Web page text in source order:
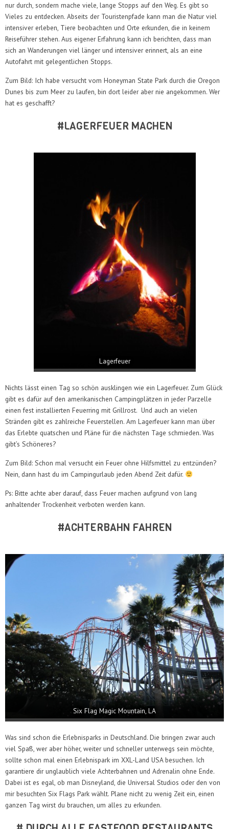
nur durch, sondern mache viele, lange Stopps auf den Weg. Es gibt so
Vieles zu entdecken. Abseits der Touristenpfade kann man die Natur viel
intensiver erleben, Tiere beobachten und Orte erkunden, die in keinem
Reiseführer stehen. Aus eigener Erfahrung kann ich berichten, dass man
sich an Wanderungen viel länger und intensiver erinnert, als an eine
Autofahrt mit gelegentlichen Stopps.
Zum Bild: Ich habe versucht vom Honeyman State Park durch die Oregon
Dunes bis zum Meer zu laufen, bin dort leider aber nie angekommen. Wer
hat es geschafft?
#LAGERFEUER MACHEN
Lagerfeuer
Nichts lässt einen Tag so schön ausklingen wie ein Lagerfeuer. Zum Glück
gibt es dafür auf den amerikanischen Campingplätzen in jeder Parzelle
einen fest installierten Feuerring mit Grillrost. Und auch an vielen
Stränden gibt es zahlreiche Feuerstellen. Am Lagerfeuer kann man über
das Erlebte quatschen und Pläne für die nächsten Tage schmieden. Was
gibt’s Schöneres?
Zum Bild: Schon mal versucht ein Feuer ohne Hilfsmittel zu entzünden?
Nein, dann hast du im Campingurlaub jeden Abend Zeit dafür.
Ps: Bitte achte aber darauf, dass Feuer machen aufgrund von lang
anhaltender Trockenheit verboten werden kann.
#ACHTERBAHN FAHREN
Six Flag Magic Mountain, LA
Was sind schon die Erlebnisparks in Deutschland. Die bringen zwar auch
viel Spaß, wer aber höher, weiter und schneller unterwegs sein möchte,
sollte schon mal einen Erlebnispark im XXL-Land USA besuchen. Ich
garantiere dir unglaublich viele Achterbahnen und Adrenalin ohne Ende.
Dabei ist es egal, ob man Disneyland, die Universal Studios oder den von
mir besuchten Six Flags Park wählt. Plane nicht zu wenig Zeit ein, einen
ganzen Tag wirst du brauchen, um alles zu erkunden.